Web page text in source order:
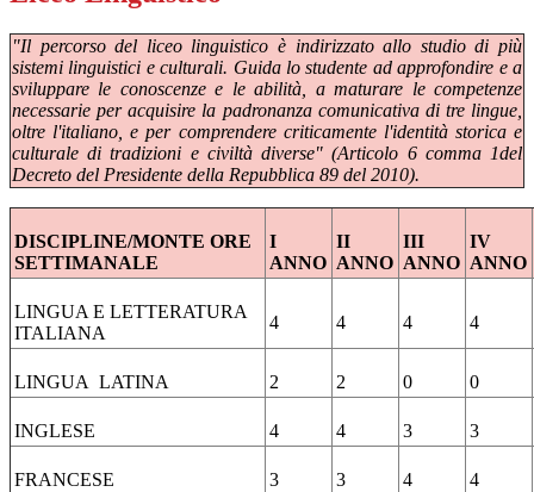
"Il percorso del liceo linguistico è indirizzato allo studio di più
sistemi linguistici e culturali. Guida lo studente ad approfondire e a
sviluppare le conoscenze e le abilità, a maturare le competenze
necessarie per acquisire la padronanza comunicativa di tre lingue,
oltre l'italiano, e per comprendere criticamente l'identità storica e
culturale di tradizioni e civiltà diverse" (Articolo 6 comma 1del
Decreto del Presidente della Repubblica 89 del 2010).
DISCIPLINE/MONTE ORE
SETTIMANALE
I
ANNO
II
ANNO
III
ANNO
IV
ANNO
LINGUA E LETTERATURA
ITALIANA
4 4 4 4
LINGUA LATINA 2 2 0 0
INGLESE 4 4 3 3
FRANCESE 3 3 4 4